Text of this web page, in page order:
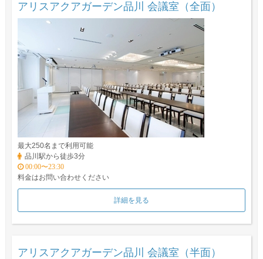
アリスアクアガーデン品川 会議室（全面）
最大250名まで利用可能
品川駅から徒歩3分
00:00〜23:30
料金はお問い合わせください
詳細を見る
アリスアクアガーデン品川 会議室（半面）